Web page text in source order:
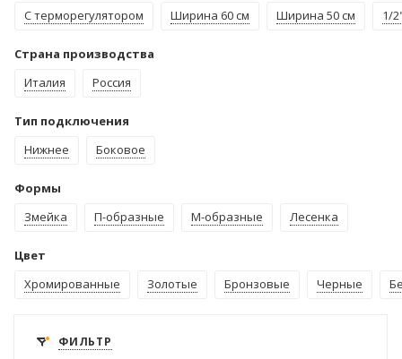
С терморегулятором
Ширина 60 см Ширина 50 см 1/
Страна производства
Италия
Россия
Тип подключения
Нижнее
Боковое
Формы
Змейка
П-образные М-образные Лесенка
Цвет
Хромированные
Золотые Бронзовые Черные
ФИЛЬТР